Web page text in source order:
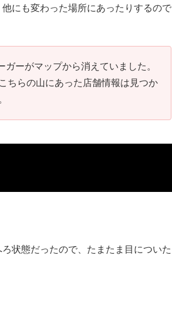
にも変わった場所にあったりするので
ーがマップから消えていました。
ちらの山にあった店舗情報は見つか
状態だったので、たまたま目についた